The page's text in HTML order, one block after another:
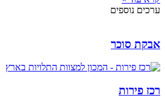
ערכים נוספים
אבקת סוכר
רכז פירות